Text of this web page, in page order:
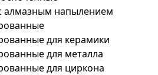
алмазным напылением
для керамики
для металла
для циркона